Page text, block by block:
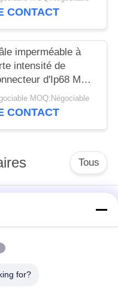
CONTACT
imperméable à
intensité de
d'Ip68 M23
prise femelle
MOQ:Négociable
CONTACT
Tous
tension
de la lampe
for?